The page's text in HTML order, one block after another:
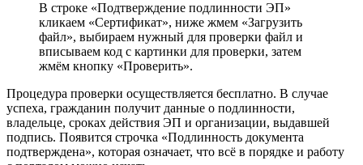
В строке «Подтверждение подлинности ЭП»
кликаем «Сертификат», ниже жмем «Загрузить
файл», выбираем нужный для проверки файл и
вписываем код с картинки для проверки, затем
жмём кнопку «Проверить».
Процедура проверки осуществляется бесплатно. В случае
успеха, гражданин получит данные о подлинности,
владельце, сроках действия ЭП и организации, выдавшей
подпись. Появится строчка «Подлинность документа
подтверждена», которая означает, что всё в порядке и работу